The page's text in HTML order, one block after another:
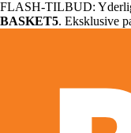
FLASH-TILBUD:
BASKET5. Eksklusive